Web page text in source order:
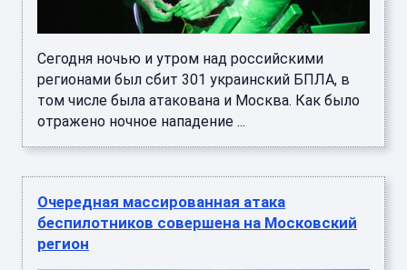
Сегодня ночью и утром над российскими
регионами был сбит 301 украинский БПЛА, в
том числе была атакована и Москва. Как было
отражено ночное нападение ...
Очередная массированная атака
беспилотников совершена на Московский
регион